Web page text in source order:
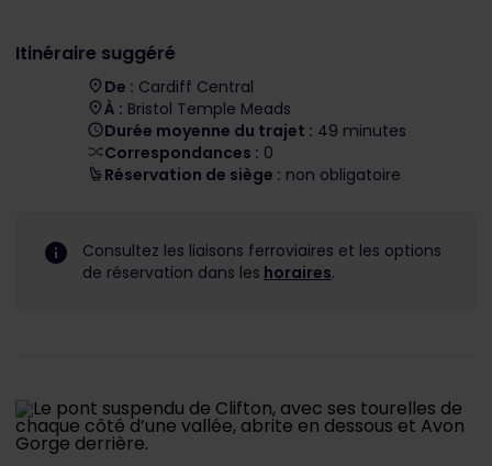
Itinéraire suggéré
De : Cardiff Central
À : Bristol Temple Meads
Durée moyenne du trajet : 49 minutes
Correspondances : 0
Réservation de siège : non obligatoire
Consultez les liaisons ferroviaires et les options
de réservation dans les horaires.